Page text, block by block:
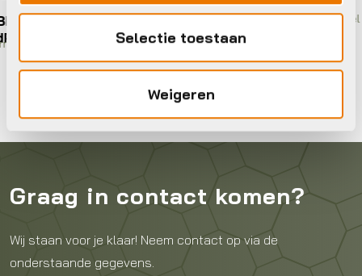
Selectie toestaan
Weigeren
Op voorraad in winkel
Graag in contact komen?
Wij staan voor je klaar! Neem contact op via de
onderstaande gegevens.